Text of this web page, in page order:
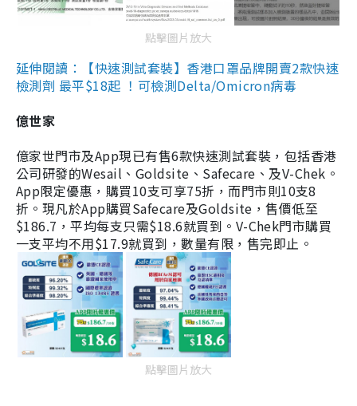
點擊圖片放大
延伸閱讀：【快速測試套裝】香港口罩品牌開賣2款快速
檢測劑 最平$18起 ！可檢測Delta/Omicron病毒
億世家
億家世門市及App現已有售6款快速測試套裝，包括香港
公司研發的Wesail、Goldsite、Safecare、及V-Chek。
App限定優惠，購買10支可享75折，而門市則10支8
折。現凡於App購買Safecare及Goldsite，售價低至
$186.7，平均每支只需$18.6就買到。V-Chek門市購買
一支平均不用$17.9就買到，數量有限，售完即止。
點擊圖片放大